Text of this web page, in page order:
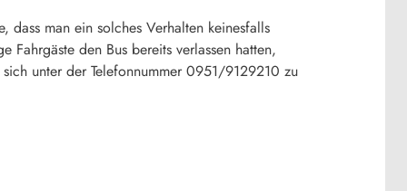
dass man ein solches Verhalten keinesfalls
den Bus bereits verlassen hatten,
unter der Telefonnummer 0951/9129210 zu